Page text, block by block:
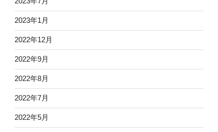
2023年1月
2022年12月
2022年9月
2022年8月
2022年7月
2022年5月